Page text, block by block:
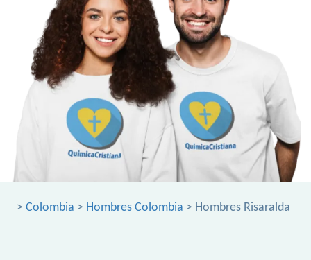
> Colombia > Hombres Colombia > Hombres Risaralda